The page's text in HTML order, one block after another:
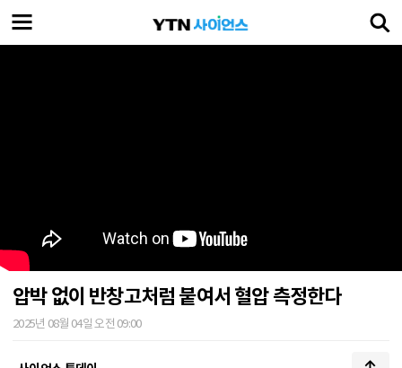
압박 없이 반창고처럼 붙여서 혈압 측정한다
2025년 08월 04일 오전 09:00